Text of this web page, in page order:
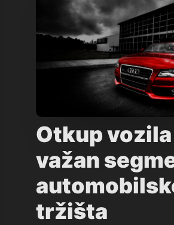
Otkup vozila
važan
tržišta